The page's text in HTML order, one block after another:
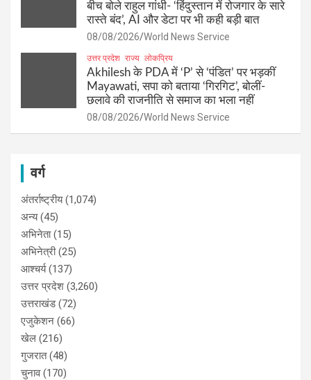
बीच बोले राहुल गांधी- ‘हिंदुस्तान में रोजगार के सारे
रास्ते बंद’, AI और डेटा पर भी कही बड़ी बात
08/08/2026 World News Service
उत्तर प्रदेश राज्य लोकप्रिय
Akhilesh के PDA में ‘P’ से ‘पंडित’ पर भड़कीं
Mayawati, सपा को बताया ‘गिरगिट’, बोलीं-
छलावे की राजनीति से समाज का भला नहीं
08/08/2026 World News Service
वर्ग
अंतर्राष्ट्रीय(1,074)
अन्य(45)
अभिनेता(15)
अभिनेत्री(25)
आश्चर्य(137)
उत्तर प्रदेश (3,260)
उत्तराखंड(72)
एजुकेशन (66)
खेल (216)
गुजरात(48)
चुनाव(170)